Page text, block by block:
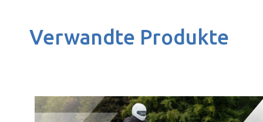
Verwandte Produkte